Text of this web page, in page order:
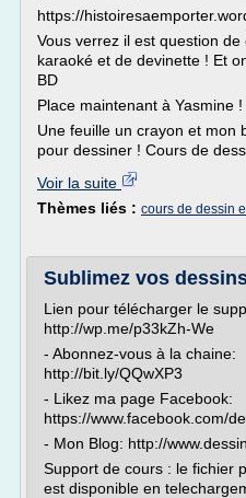
https://
Vous verrez il est question
karaoké et de devinette ! Et
BD
Place maintenant à Yasmine !
Une feuille un crayon et mon
pour dessiner ! Cours de
Voir la suite
Thèmes liés : cours de dessin
Sublimez vos
Lien pour télécharger le
http://wp.me/p33kZh-We
- Abonnez-vous à la chaine:
http://bit.ly/QQwXP3
- Likez ma page Facebook:
https://www.facebook.com/
- Mon Blog: http://
Support de cours : le fichier
est disponible en